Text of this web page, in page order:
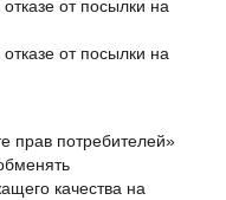
от посылки на
от посылки на
прав потребителей»
качества на